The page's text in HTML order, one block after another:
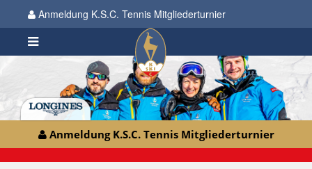
Anmeldung K.S.C. Tennis Mitgliederturnier
Anmeldung K.S.C. Tennis Mitgliederturnier